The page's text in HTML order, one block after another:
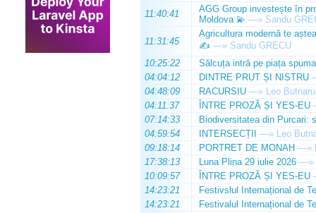
11:40:41
AGG Group investește în
Moldova 💫 —» Sandu
11:31:45
Agricultura modernă te
✍️ —» Sandu GRECU
10:25:22
Sălcuța intră pe piața
04:04:12
DINTRE PRUT ȘI NISTRU
04:48:09
RACURSIU —» Leo Butnaru
04:11:37
ÎNTRE PROZĂ ȘI YES-EU
07:14:33
Biodiversitatea din Purcari:
04:59:54
INTERSECȚII —» Leo
09:18:14
PORTRET DE MONAH —»
17:38:13
Luna Plina 29 iulie 2026 —»
10:09:57
ÎNTRE PROZĂ ȘI YES-EU
14:23:21
Festivslul Internațional de
14:23:21
Festivalul Internațional de